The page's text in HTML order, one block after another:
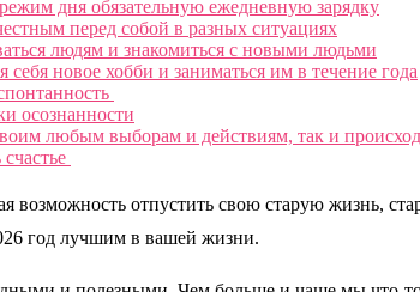
дня обязательную ежедневную зарядку
перед собой в разных ситуациях
людям и знакомиться с новыми людьми
себя новое хобби и заниматься им в течение года
осознанности
любым выборам и действиям, так и
возможность отпустить свою старую жизнь,
год лучшим в вашей жизни.